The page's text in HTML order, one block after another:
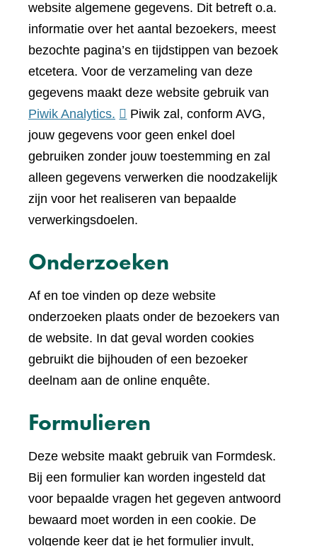
website algemene gegevens. Dit betreft o.a.
informatie over het aantal bezoekers, meest
bezochte pagina’s en tijdstippen van bezoek
etcetera. Voor de verzameling van deze
gegevens maakt deze website gebruik van
Piwik Analytics. (verwijst
naar
een
andere
website)
Piwik zal, conform AVG,
jouw gegevens voor geen enkel doel
gebruiken zonder jouw toestemming en zal
alleen gegevens verwerken die noodzakelijk
zijn voor het realiseren van bepaalde
verwerkingsdoelen.
Onderzoeken
Af en toe vinden op deze website
onderzoeken plaats onder de bezoekers van
de website. In dat geval worden cookies
gebruikt die bijhouden of een bezoeker
deelnam aan de online enquête.
Formulieren
Deze website maakt gebruik van Formdesk.
Bij een formulier kan worden ingesteld dat
voor bepaalde vragen het gegeven antwoord
bewaard moet worden in een cookie. De
volgende keer dat je het formulier invult,